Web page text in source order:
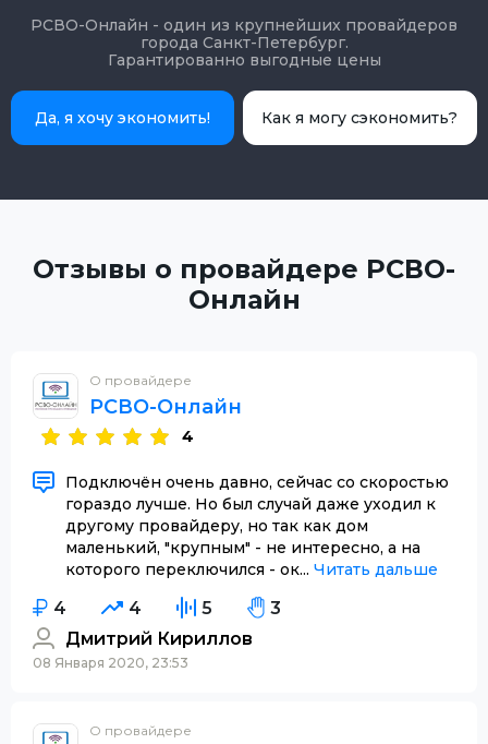
РСВО-Онлайн - один из крупнейших провайдеров
города Санкт-Петербург.
Гарантированно выгодные цены
Да, я хочу экономить! Как я могу сэкономить?
Отзывы о провайдере РСВО-
Онлайн
О провайдере
РСВО-Онлайн
4
Подключён очень давно, сейчас со скоростью
гораздо лучше. Но был случай даже уходил к
другому провайдеру, но так как дом
маленький, "крупным" - не интересно, а на
которого переключился - ок... Читать дальше
4 4 5
3
Дмитрий Кириллов
08 Января 2020, 23:53
О провайдере